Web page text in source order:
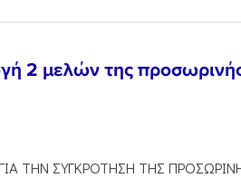
2 μελών της
ΤΗΝ ΣΥΓΚΡΟΤΗΣΗ ΤΗΣ